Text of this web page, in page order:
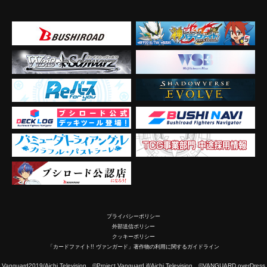
プライバシーポリシー
外部送信ポリシー
クッキーポリシー
「カードファイト!! ヴァンガード」著作物の利用に関するガイドライン
Aichi Television ©Project Vanguard if/Aichi Television ©VANGUARD